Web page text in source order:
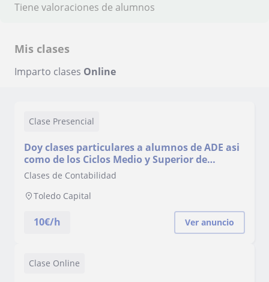
Tiene valoraciones de alumnos
Mis clases
Imparto clases Online
Clase Presencial
Doy clases particulares a alumnos de ADE asi
como de los Ciclos Medio y Superior de
Administración y Finanzas On line
Clases de Contabilidad
Toledo Capital
10€/h Ver anuncio
Clase Online